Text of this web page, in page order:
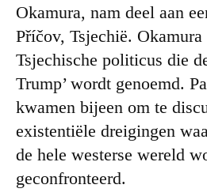
Okamura, nam deel aan
Příčov, Tsjechië. Okamura
Tsjechische politicus die
Trump’ wordt genoemd.
kwamen bijeen om te
existentiële dreigingen
de hele westerse wereld
geconfronteerd.